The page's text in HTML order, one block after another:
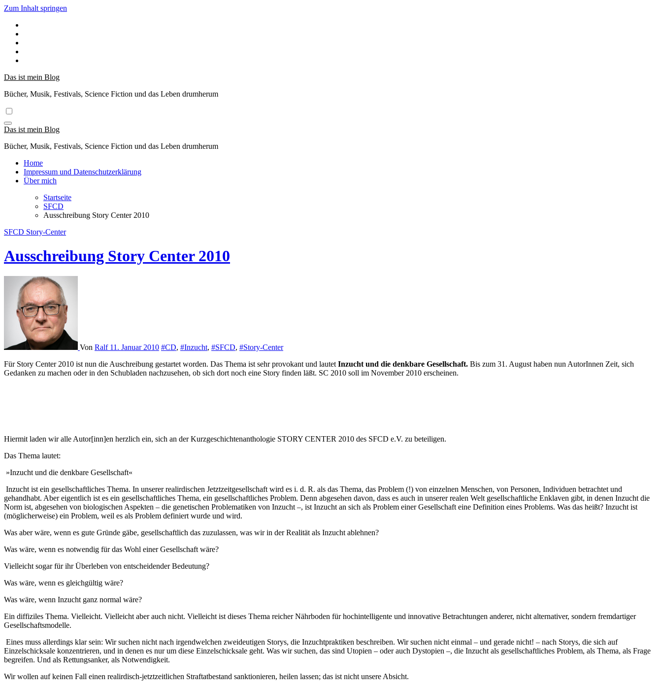
Zum Inhalt springen
Das ist mein Blog
Bücher, Musik, Festivals, Science Fiction und das Leben drumherum
Das ist mein Blog
Bücher, Musik, Festivals, Science Fiction und das Leben drumherum
Home
Impressum und Datenschutzerklärung
Über mich
Startseite
SFCD
Ausschreibung Story Center 2010
SFCD Story-Center
Ausschreibung Story Center 2010
Von Ralf 11. Januar 2010 #CD, #Inzucht, #SFCD, #Story-Center
Für Story Center 2010 ist nun die Auschreibung gestartet worden. Das Thema ist sehr provokant und lautet Inzucht und die denkbare Gesellschaft. Bis zum 31. August haben nun AutorInnen Zeit, sich
Gedanken zu machen oder in den Schubladen nachzusehen, ob sich dort noch eine Story finden läßt. SC 2010 soll im November 2010 erscheinen.
Hiermit laden wir alle Autor[inn]en herzlich ein, sich an der Kurzgeschichtenanthologie STORY CENTER 2010 des SFCD e.V. zu beteiligen.
Das Thema lautet:
»Inzucht und die denkbare Gesellschaft«
Inzucht ist ein gesellschaftliches Thema. In unserer realirdischen Jetztzeitgesellschaft wird es i. d. R. als das Thema, das Problem (!) von einzelnen Menschen, von Personen, Individuen betrachtet und
gehandhabt. Aber eigentlich ist es ein gesellschaftliches Thema, ein gesellschaftliches Problem. Denn abgesehen davon, dass es auch in unserer realen Welt gesellschaftliche Enklaven gibt, in denen Inzucht die
Norm ist, abgesehen von biologischen Aspekten – die genetischen Problematiken von Inzucht –, ist Inzucht an sich als Problem einer Gesellschaft eine Definition eines Problems. Was das heißt? Inzucht ist
(möglicherweise) ein Problem, weil es als Problem definiert wurde und wird.
Was aber wäre, wenn es gute Gründe gäbe, gesellschaftlich das zuzulassen, was wir in der Realität als Inzucht ablehnen?
Was wäre, wenn es notwendig für das Wohl einer Gesellschaft wäre?
Vielleicht sogar für ihr Überleben von entscheidender Bedeutung?
Was wäre, wenn es gleichgültig wäre?
Was wäre, wenn Inzucht ganz normal wäre?
Ein diffiziles Thema. Vielleicht. Vielleicht aber auch nicht. Vielleicht ist dieses Thema reicher Nährboden für hochintelligente und innovative Betrachtungen anderer, nicht alternativer, sondern fremdartiger
Gesellschaftsmodelle.
Eines muss allerdings klar sein: Wir suchen nicht nach irgendwelchen zweideutigen Storys, die Inzuchtpraktiken beschreiben. Wir suchen nicht einmal – und gerade nicht! – nach Storys, die sich auf
Einzelschicksale konzentrieren, und in denen es nur um diese Einzelschicksale geht. Was wir suchen, das sind Utopien – oder auch Dystopien –, die Inzucht als gesellschaftliches Problem, als Thema, als Frage
begreifen. Und als Rettungsanker, als Notwendigkeit.
Wir wollen auf keinen Fall einen realirdisch-jetztzeitlichen Straftatbestand sanktionieren, heilen lassen; das ist nicht unsere Absicht.